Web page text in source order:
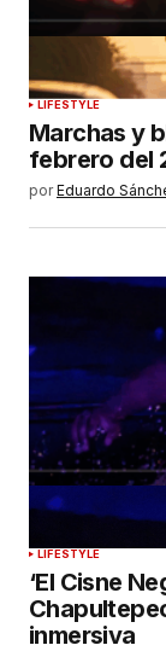
LIFESTYLE
Marchas y
febrero del
por Eduardo
LIFESTYLE
‘El Cisne
inmersiva